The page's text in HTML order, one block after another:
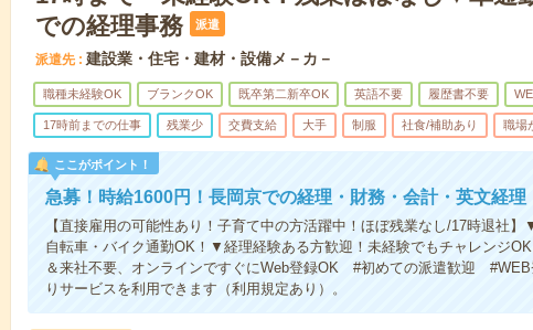
での経理事務
派遣
派遣先 建設業・住宅・建材・設備メ－カ－
職種未経験OK ブランクOK 既卒第二新卒OK 英語不要 履歴書不要
17時前までの仕事 残業少 交費支給 大手 制服 社食/補助あり 職場
ここがポイント！
急募！時給1600円！長岡京での経理・財務・会計・英文経理
【直接雇用の可能性あり！子育て中の方活躍中！ほぼ残業なし/17時退社
自転車・バイク通勤OK！▼経理経験ある方歓迎！未経験でもチャレンジ
＆来社不要、オンラインですぐにWeb登録OK #初めての派遣歓迎
りサービスを利用できます（利用規定あり）。